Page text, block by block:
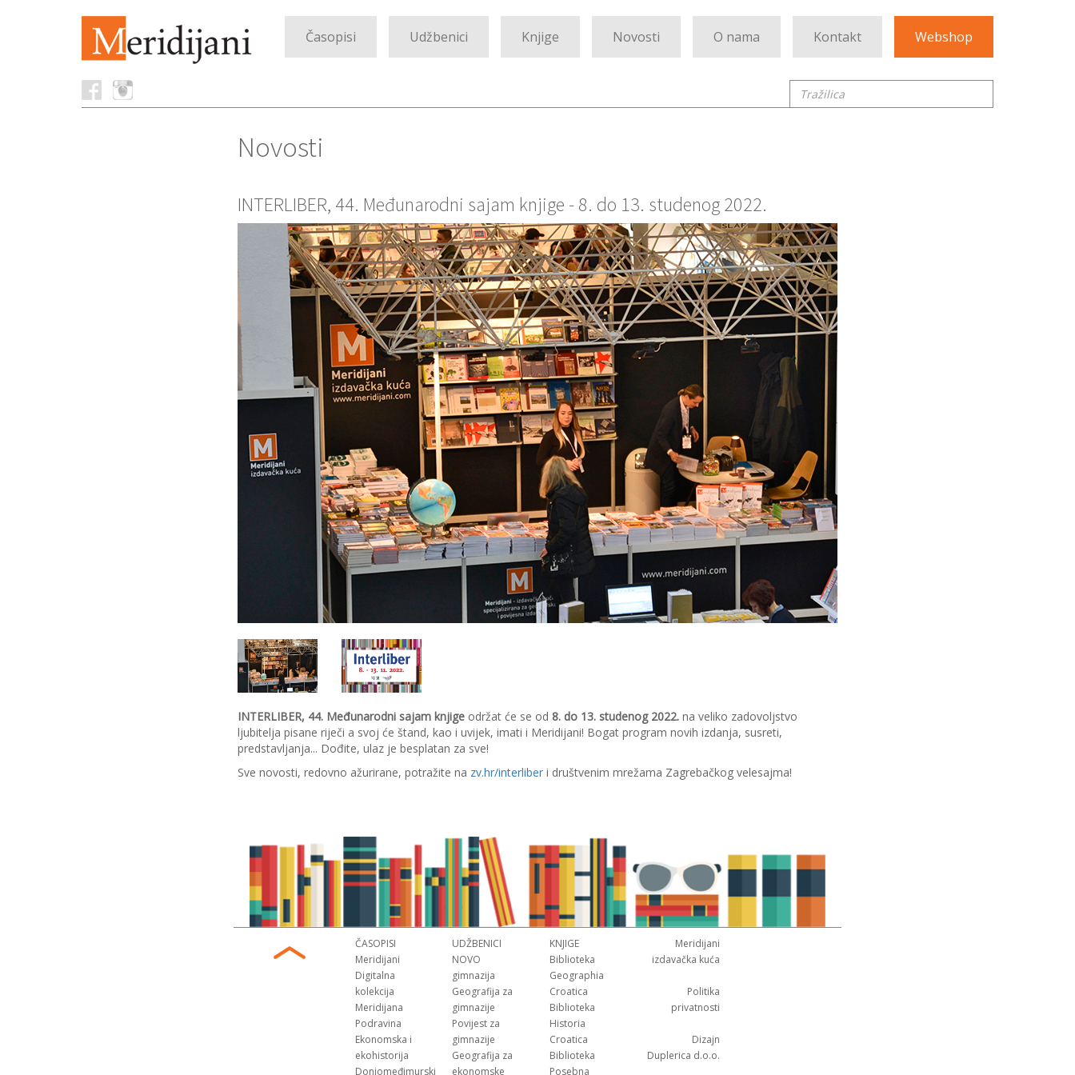
Časopisi Udžbenici Knjige Novosti O nama Kontakt Webshop
Tražilica
Novosti
INTERLIBER, 44. Međunarodni sajam knjige - 8. do 13. studenog 2022.
INTERLIBER, 44. Međunarodni sajam knjige održat će se od 8. do 13. studenog 2022. na veliko zadovoljstvo
ljubitelja pisane riječi a svoj će štand, kao i uvijek, imati i Meridijani! Bogat program novih izdanja, susreti,
predstavljanja... Dođite, ulaz je besplatan za sve!
Sve novosti, redovno ažurirane, potražite na zv.hr/interliber i društvenim mrežama Zagrebačkog velesajma!
ČASOPISI
Meridijani
Digitalna
kolekcija
Meridijana
Podravina
Ekonomska i
ekohistorija
Donjomeđimurski
UDŽBENICI
NOVO
gimnazija
Geografija za
gimnazije
Povijest za
gimnazije
Geografija za
ekonomske
KNJIGE
Biblioteka
Geographia
Croatica
Biblioteka
Historia
Croatica
Biblioteka
Posebna
Meridijani
izdavačka kuća
Politika
privatnosti
Dizajn
Duplerica d.o.o.